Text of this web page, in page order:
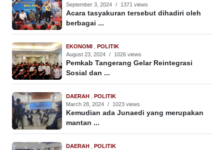
September 3, 2024 / 1371 views
Acara tasyakuran tersebut dihadiri oleh
berbagai ...
EKONOMI
POLITIK
August 23, 2024 / 1026 views
Pemkab Tangerang Gelar Reintegrasi
Sosial dan ...
DAERAH
POLITIK
March 28, 2024 / 1023 views
Kemudian ada Junaedi yang merupakan
mantan ...
DAERAH
POLITIK